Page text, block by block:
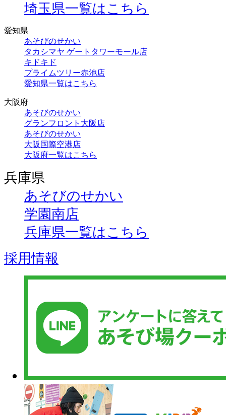
埼玉県一覧はこちら
愛知県
あそびのせかい
タカシマヤ ゲートタワーモール店
キドキド
プライムツリー赤池店
愛知県一覧はこちら
大阪府
あそびのせかい
グランフロント大阪店
あそびのせかい
大阪国際空港店
大阪府一覧はこちら
兵庫県
あそびのせかい
学園南店
兵庫県一覧はこちら
採用情報